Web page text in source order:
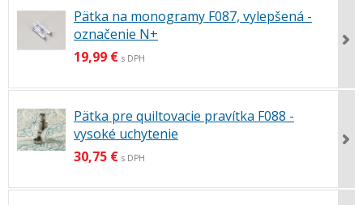
Pätka na monogramy F087, vylepšená -
označenie N+
19,99 € s DPH
Pätka pre quiltovacie pravítka F088 -
vysoké uchytenie
30,75 € s DPH